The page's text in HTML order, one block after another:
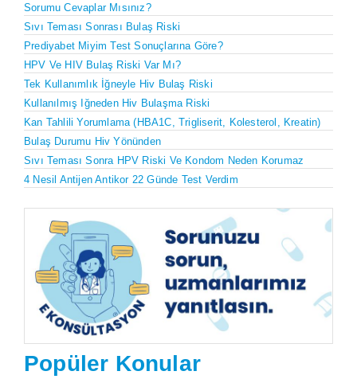
Sorumu Cevaplar Mısınız?
Sıvı Teması Sonrası Bulaş Riski
Prediyabet Miyim Test Sonuçlarına Göre?
HPV Ve HIV Bulaş Riski Var Mı?
Tek Kullanımlık İğneyle Hiv Bulaş Riski
Kullanılmış Iğneden Hiv Bulaşma Riski
Kan Tahlili Yorumlama (HBA1C, Trigliserit, Kolesterol, Kreatin)
Bulaş Durumu Hiv Yönünden
Sıvı Teması Sonra HPV Riski Ve Kondom Neden Korumaz
4 Nesil Antijen Antikor 22 Günde Test Verdim
Popüler Konular